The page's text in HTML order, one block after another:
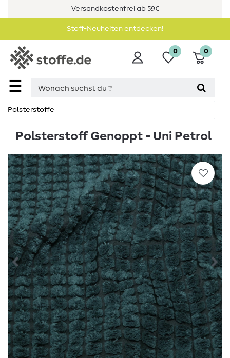
Versandkostenfrei ab 59€
Stoff-Neuheiten entdecken!
☰
0 0
Polsterstoffe
Polsterstoff Genoppt - Uni Petrol